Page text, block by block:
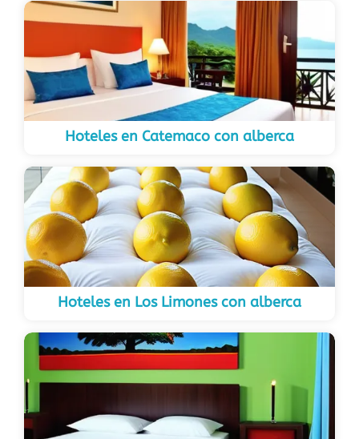
Hoteles en Catemaco con alberca
Hoteles en Los Limones con alberca